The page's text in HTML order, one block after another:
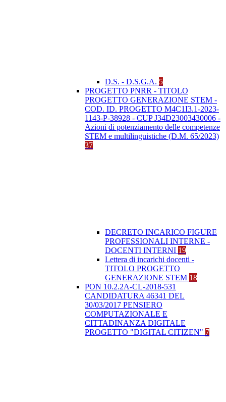
D.S. - D.S.G.A. 5
PROGETTO PNRR - TITOLO
PROGETTO GENERAZIONE STEM -
COD. ID. PROGETTO M4C1I3.1-2023-
1143-P-38928 - CUP J34D23003430006 -
Azioni di potenziamento delle competenze
STEM e multilinguistiche (D.M. 65/2023)
37
DECRETO INCARICO FIGURE
PROFESSIONALI INTERNE -
DOCENTI INTERNI 19
Lettera di incarichi docenti -
TITOLO PROGETTO
GENERAZIONE STEM 18
PON 10.2.2A-CL-2018-531
CANDIDATURA 46341 DEL
30/03/2017 PENSIERO
COMPUTAZIONALE E
CITTADINANZA DIGITALE
PROGETTO "DIGITAL CITIZEN" 7